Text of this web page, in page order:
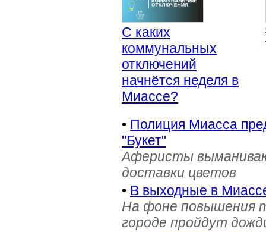
С каких
коммунальных
отключений
начнётся неделя в
Миассе?
• Полиция Миасса
"Букет"
Аферисты
доставки цветов
• В выходные в
На фоне повышения
городе пройдут